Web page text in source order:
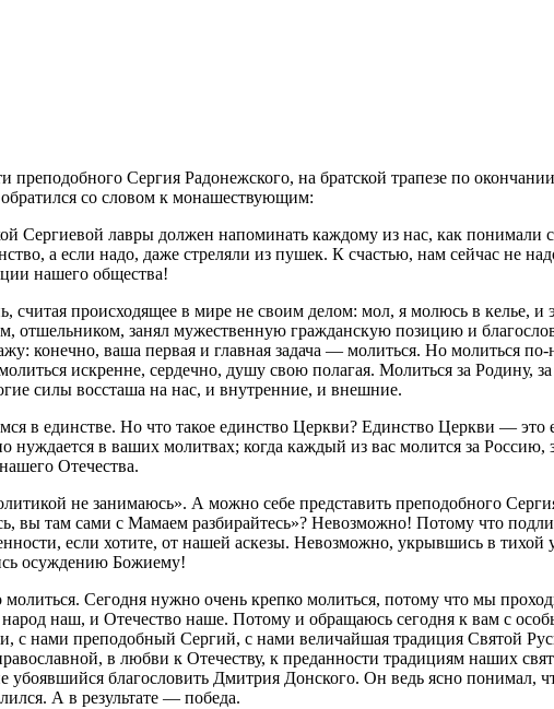
преподобного Сергия Радонежского, на братской трапезе по окончании
со словом к монашествующим:
Сергиевой лавры должен напоминать каждому из нас, как понимали
а если надо, даже стреляли из пушек. К счастью, нам сейчас не
нашего общества!
считая происходящее в мире не своим делом: мол, я молюсь в келье,
отшельником, занял мужественную гражданскую позицию и
конечно, ваша первая и главная задача — молиться. Но молиться
искренне, сердечно, душу свою полагая. Молиться за Родину,
силы воссташа на нас, и внутренние, и внешние.
в единстве. Но что такое единство Церкви? Единство Церкви —
нуждается в ваших молитвах; когда каждый из вас молится за
Отечества.
не занимаюсь». А можно себе представить преподобного
вы там сами с Мамаем разбирайтесь»? Невозможно! Потому что
если хотите, от нашей аскезы. Невозможно, укрывшись в
осуждению Божиему!
молиться. Сегодня нужно очень крепко молиться, потому что мы
наш, и Отечество наше. Потому и обращаюсь сегодня к вам с
с нами преподобный Сергий, с нами величайшая традиция
в любви к Отечеству, к преданности традициям наших
убоявшийся благословить Дмитрия Донского. Он ведь ясно понимал,
А в результате — победа.